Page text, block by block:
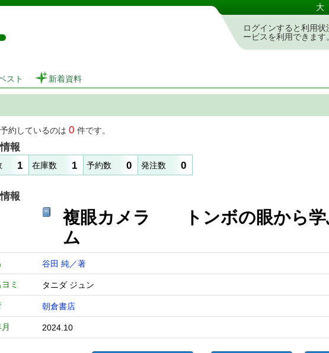
図書館 蔵書検索・予約システム 大
ログインすると利用
ービスを利用できます
スト 新着資料
約しているのは 0 件です。
報
1 在庫数 1 予約数 0 発注数 0
報
複眼カメラ トンボの眼から学
ム
谷田 純／著
ミ タニダ ジュン
朝倉書店
2024.10